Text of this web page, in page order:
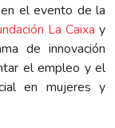
el evento de la
La Caixa y
de innovación
el empleo y el
en mujeres y